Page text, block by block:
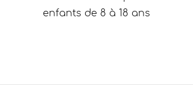
enfants de 8 à 18 ans